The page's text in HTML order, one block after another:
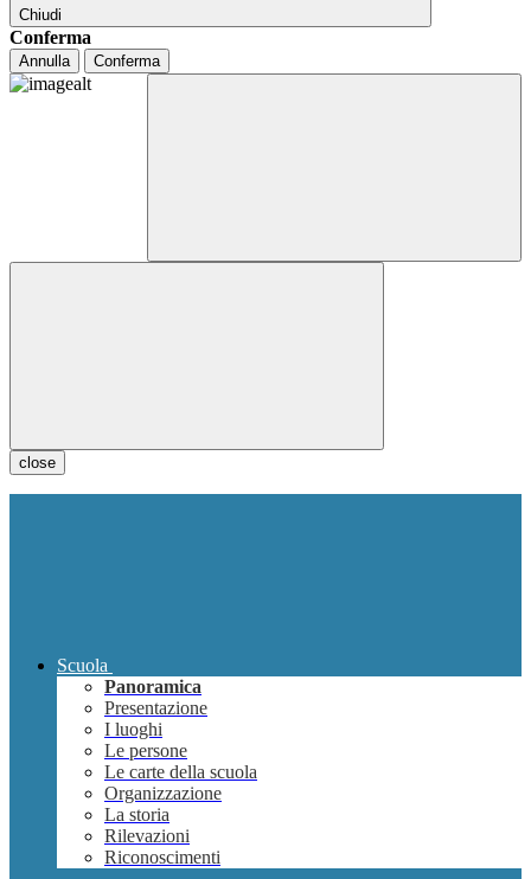
Chiudi
Conferma
Annulla Conferma
close
Scuola
Panoramica
Presentazione
I luoghi
Le persone
Le carte della scuola
Organizzazione
La storia
Rilevazioni
Riconoscimenti